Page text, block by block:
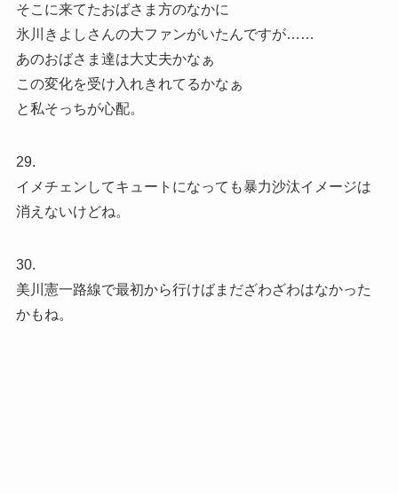
そこに来てたおばさま方のなかに
氷川きよしさんの大ファンがいたんですが……
あのおばさま達は大丈夫かなぁ
この変化を受け入れきれてるかなぁ
と私そっちが心配。
29.
イメチェンしてキュートになっても暴力沙汰イメージは
消えないけどね。
30.
美川憲一路線で最初から行けばまだざわざわはなかった
かもね。